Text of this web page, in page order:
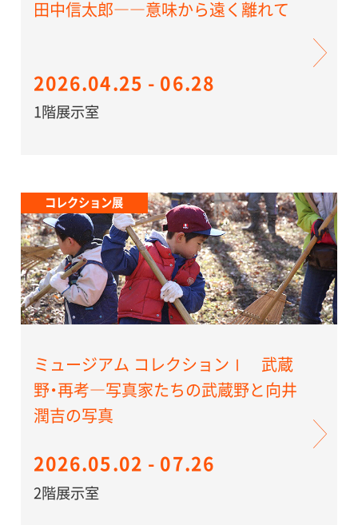
田中信太郎――意味から遠く離れて
2026.04.25 - 06.28
1階展示室
コレクション展
ミュージアム コレクションⅠ 武蔵
野・再考―写真家たちの武蔵野と向井
潤吉の写真
2026.05.02 - 07.26
2階展示室